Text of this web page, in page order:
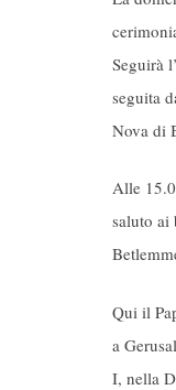
Seguirà
seguita
Nova di
Alle
saluto ai
Qui il
a
I, nella